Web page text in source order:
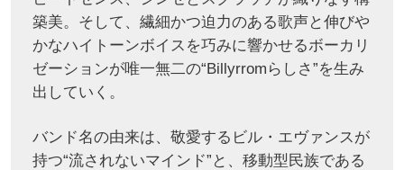
築美。そして、繊細かつ迫力のある歌声と伸びや
かなハイトーンボイスを巧みに響かせるボーカリ
ゼーションが唯一無二の“Billyrromらしさ”を生み
出していく。
バンド名の由来は、敬愛するビル・エヴァンスが
持つ“流されないマインド”と、移動型民族である